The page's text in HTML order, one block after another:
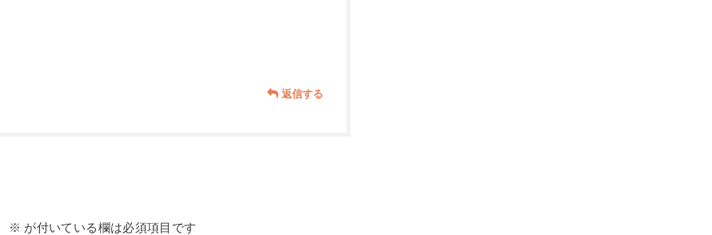
返信する
※ が付いている欄は必須項目です